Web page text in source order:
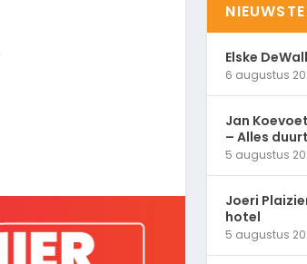
Elske
6 augustus
Jan
– Alles
5 augustus
Joeri
hotel
5 augustus